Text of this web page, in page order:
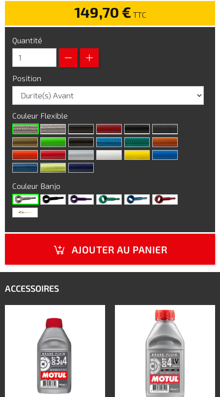
149,70 € TTC
Quantité
Position
Couleur Flexible
Couleur Banjo
AJOUTER AU PANIER
ACCESSOIRES